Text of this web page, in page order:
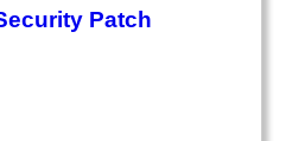
Patch